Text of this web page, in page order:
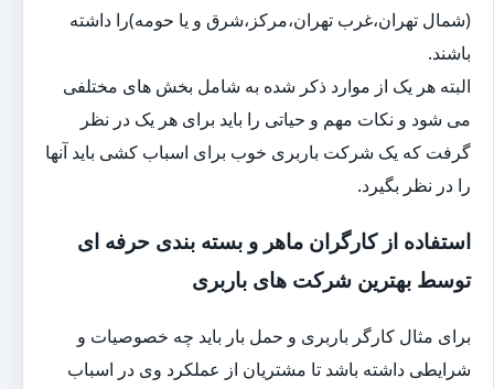
(شمال تهران،غرب تهران،مرکز،شرق و یا حومه)را داشته
باشند.
البته هر یک از موارد ذکر شده به شامل بخش های مختلفی
می شود و نکات مهم و حیاتی را باید برای هر یک در نظر
گرفت که یک شرکت باربری خوب برای اسباب کشی باید آنها
را در نظر بگیرد.
استفاده از کارگران ماهر و بسته بندی حرفه ای
توسط بهترین شرکت های باربری
برای مثال کارگر باربری و حمل بار باید چه خصوصیات و
شرایطی داشته باشد تا مشتریان از عملکرد وی در اسباب